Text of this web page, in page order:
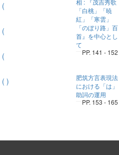
(
(
(
( )
相 : 『茂吉秀歌
「白桃」「暁
紅」「寒雲」
「のぼり路」百
首』を中心とし
て
PP. 141 - 152
肥筑方言表現法
における「は」
助詞の運用
PP. 153 - 165